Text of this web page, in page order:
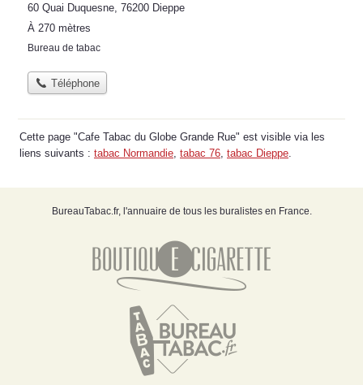
60 Quai Duquesne, 76200 Dieppe
À 270 mètres
Bureau de tabac
Téléphone
Cette page "Cafe Tabac du Globe Grande Rue" est visible via les
liens suivants : tabac Normandie tabac 76 tabac Dieppe
BureauTabac.fr, l'annuaire de tous les buralistes en France.